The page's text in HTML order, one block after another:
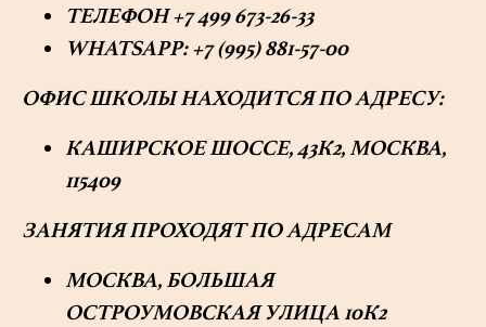
ТЕЛЕФОН +7 499 673-26-33
WHATSAPP: +7 (995) 881-57-00
ОФИС ШКОЛЫ НАХОДИТСЯ ПО АДРЕСУ:
КАШИРСКОЕ ШОССЕ, 43К2, МОСКВА,
115409
ЗАНЯТИЯ ПРОХОДЯТ ПО АДРЕСАМ
МОСКВА, БОЛЬШАЯ
ОСТРОУМОВСКАЯ УЛИЦА 10К2